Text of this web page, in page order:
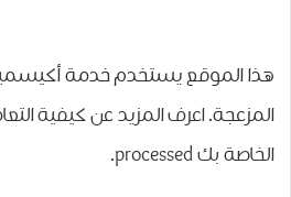
هذا الموقع يستخدم خدمة
المزعجة.اعرف المزيد عن كيفية
الخاصة بك processed
.